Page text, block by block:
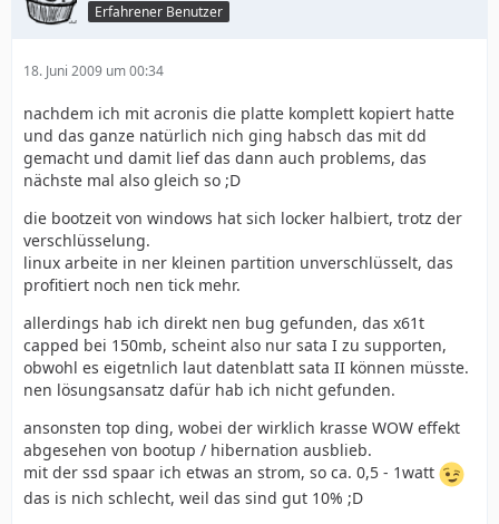
Erfahrener Benutzer
18. Juni 2009 um 00:34
nachdem ich mit acronis die platte komplett kopiert hatte
und das ganze natürlich nich ging habsch das mit dd
gemacht und damit lief das dann auch problems, das
nächste mal also gleich so ;D
die bootzeit von windows hat sich locker halbiert, trotz der
verschlüsselung.
linux arbeite in ner kleinen partition unverschlüsselt, das
profitiert noch nen tick mehr.
allerdings hab ich direkt nen bug gefunden, das x61t
capped bei 150mb, scheint also nur sata I zu supporten,
obwohl es eigetnlich laut datenblatt sata II können müsste.
nen lösungsansatz dafür hab ich nicht gefunden.
ansonsten top ding, wobei der wirklich krasse WOW effekt
abgesehen von bootup / hibernation ausblieb.
mit der ssd spaar ich etwas an strom, so ca. 0,5 - 1watt
das is nich schlecht, weil das sind gut 10% ;D